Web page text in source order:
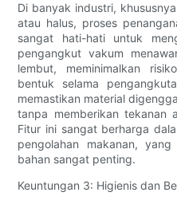
Di banyak industri,
atau halus, proses
sangat hati-hati untuk
pengangkut vakum
lembut, meminimalkan
bentuk selama
memastikan material
tanpa memberikan tekanan
Fitur ini sangat berharga
pengolahan makanan,
bahan sangat penting.
Keuntungan 3: Higienis dan